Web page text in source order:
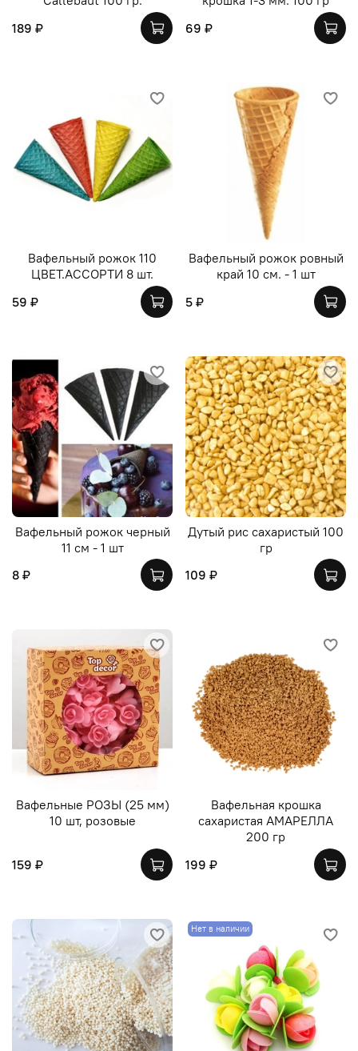
189 ₽
69 ₽
Вафельный рожок 110
ЦВЕТ.АССОРТИ 8 шт.
59 ₽
Вафельный рожок ровный
край 10 см. - 1 шт
5 ₽
Вафельный рожок черный
11 см - 1 шт
8 ₽
Дутый рис сахаристый 100
гр
109 ₽
Вафельные РОЗЫ (25 мм)
10 шт, розовые
159 ₽
Вафельная крошка
сахаристая АМАРЕЛЛА
200 гр
199 ₽
Нет в наличии